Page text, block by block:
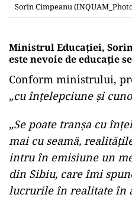
Sorin Cimpeanu
Ministrul Educaţiei,
este nevoie de educație
Conform ministrului,
„cu înţelepciune şi
„Se poate tranşa cu
mai cu seamă,
intru în emisiune un
din Sibiu, care îmi
lucrurile în realitate în